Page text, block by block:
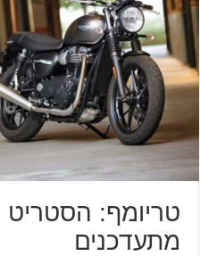
טריומף: הסטריט
מתעדכנים